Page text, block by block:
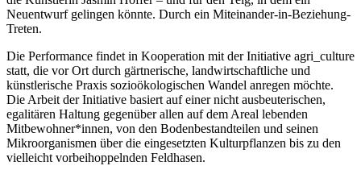
Neuentwurf gelingen könnte. Durch ein Miteinander-in-Beziehung-
Treten.
Die Performance findet in Kooperation mit der Initiative agri_culture
statt, die vor Ort durch gärtnerische, landwirtschaftliche und
künstlerische Praxis sozioökologischen Wandel anregen möchte.
Die Arbeit der Initiative basiert auf einer nicht ausbeuterischen,
egalitären Haltung gegenüber allen auf dem Areal lebenden
Mitbewohner*innen, von den Bodenbestandteilen und seinen
Mikroorganismen über die eingesetzten Kulturpflanzen bis zu den
vielleicht vorbeihoppelnden Feldhasen.